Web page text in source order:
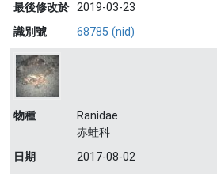
最後修改於 2019-03-23
識別號
68785 (nid)
物種
Ranidae
赤蛙科
日期
2017-08-02